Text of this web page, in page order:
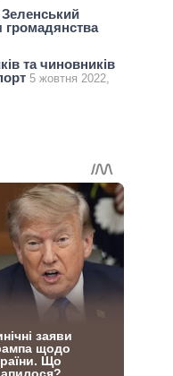
громадянства
та чиновників
5 жовтня 2022,